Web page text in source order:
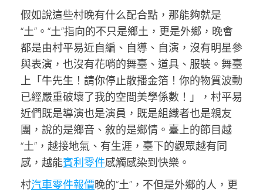
假如說這些村晚有什么配合點，那能夠就是
“土”。“土”指向的不只是鄉土，更是外鄉，晚會
都是由村平易近自編、自導、自演，沒有明星參
與表演，也沒有花哨的舞臺、道具、服裝。舞臺
上「牛先生！請你停止散播金箔！你的物質波動
已經嚴重破壞了我的空間美學係數！」，村平易
近們既是導演也是演員，既是組織者也是親友
團，說的是鄉音、敘的是鄉情。臺上的節目越
“土”，越接地氣、有生涯，臺下的觀眾越有同
感，越能賓利零件感觸感染到快樂。
村汽車零件報價晚的“土”，不但是外鄉的人，更